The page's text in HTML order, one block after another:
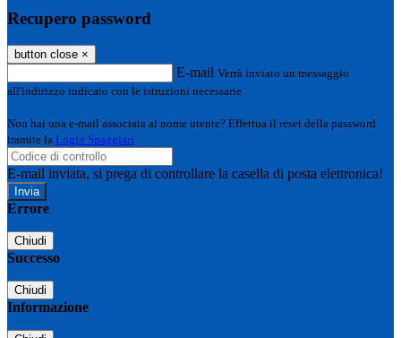
Recupero password
button close ×
E-mail Verrà inviato un messaggio
all'indirizzo indicato con le istruzioni necessarie.
Non hai una e-mail associata al nome utente? Effettua il reset della password
tramite la Login Spaggiari
E-mail inviata, si prega di controllare la casella di posta elettronica!
Errore
Chiudi
Successo
Chiudi
Informazione